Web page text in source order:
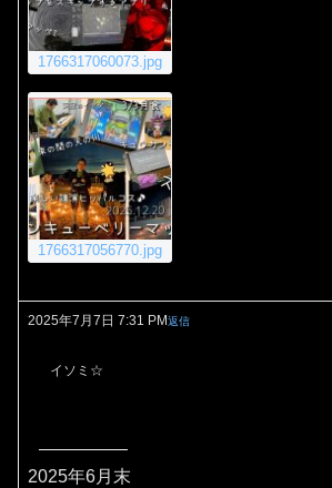
1766317060073.jpg
1766317056770.jpg
2025年7月7日 7:31 PM返信
イソミ☆
2025年6月末